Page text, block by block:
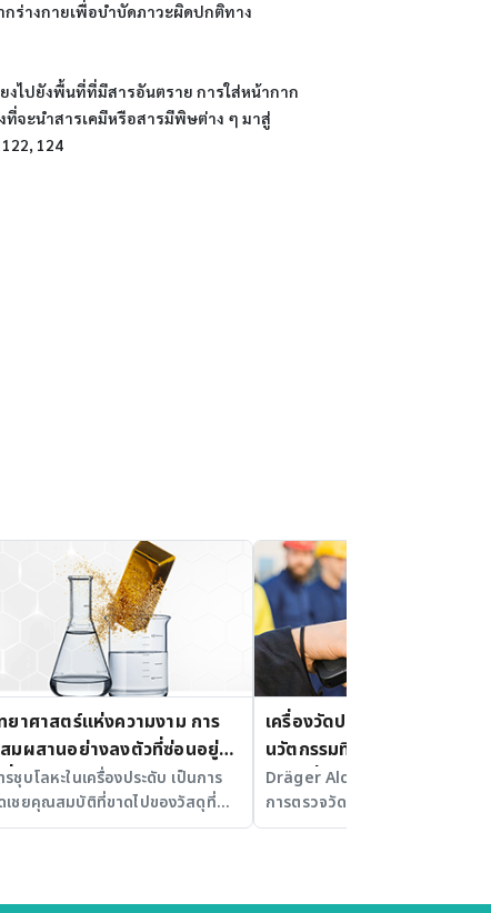
ร่างกายเพื่อบำบัดภาวะผิดปกติทาง
งไปยังพื้นที่ที่มีสารอันตราย การใส่หน้ากาก
จะนำสารเคมีหรือสารมีพิษต่าง ๆ มาสู่
124
ยาศาสตร์แห่งความงาม การ
มผสานอย่างลงตัวที่ซ่อนอยู่ใน
รื่องประดับ
รชุบโลหะในเครื่องประดับ เป็นการ
เชยคุณสมบัติที่ขาดไปของวัสดุที่
นตัวถูกชุบ
เครื่องวัดปริมาณแอลกอฮอล์
นวัตกรรมที่ก้าวสู่ความปลอด
อย่างยั่งยืน
Dräger Alcotest 7000 นวัตกร
การตรวจวัดแอลกอฮอล์ที่ใช้งานง่
รวดเร็ว และแม่นยำ